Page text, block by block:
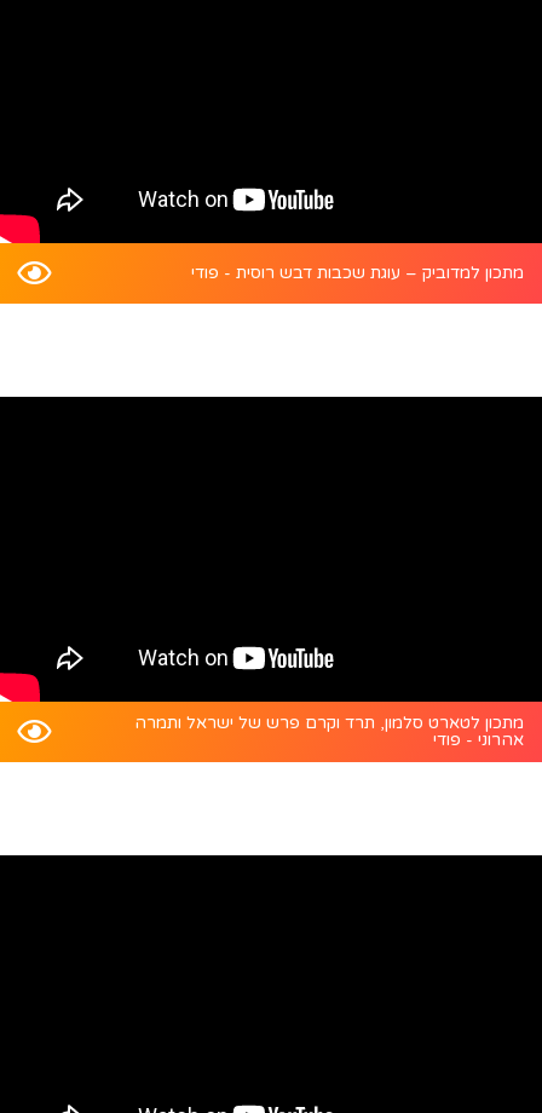
מתכון למדוביק – עוגת שכבות דבש רוסית - פודי
מתכון לטארט סלמון, תרד וקרם פרש של ישראל ותמרה
אהרוני - פודי